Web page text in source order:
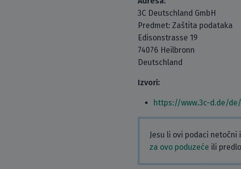
3C Deutschland GmbH
Predmet: Zaštita podataka
Edisonstrasse 19
74076 Heilbronn
Deutschland
Izvori:
https://www.3c-d.de/
Jesu li ovi podaci
za ovo poduzeće ili